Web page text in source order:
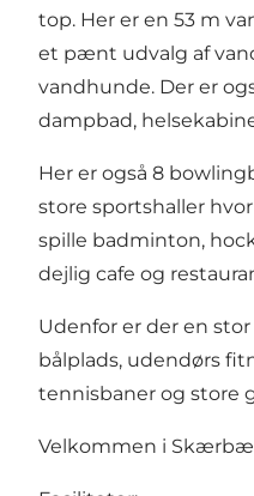
top. Her er en 53 m
et pænt udvalg af
vandhunde. Der er
dampbad,
Her er også 8
store sportshaller
spille badminton,
dejlig cafe og
Udenfor er der en
bålplads, udendørs
tennisbaner og store
Velkommen i